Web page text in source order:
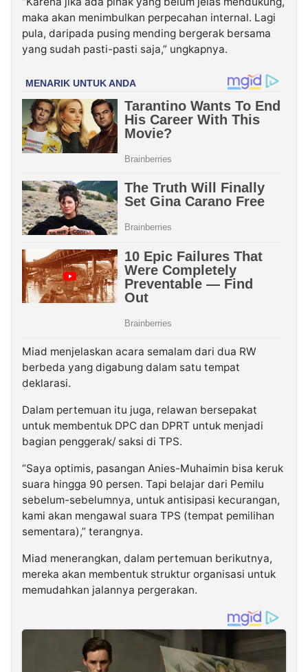
maka akan menimbulkan perpecahan internal. Lagi
pula, daripada pusing mending bergerak bersama
yang sudah pasti-pasti saja,” ungkapnya.
Miad menjelaskan acara semalam dari dua RW
berbeda yang digabung dalam satu tempat
deklarasi.
Dalam pertemuan itu juga, relawan bersepakat
untuk membentuk DPC dan DPRT untuk menjadi
bagian penggerak/ saksi di TPS.
“Saya optimis, pasangan Anies-Muhaimin bisa keruk
suara hingga 90 persen. Tapi belajar dari Pemilu
sebelum-sebelumnya, untuk antisipasi kecurangan,
kami akan mengawal suara TPS (tempat pemilihan
sementara),” terangnya.
Miad menerangkan, dalam pertemuan berikutnya,
mereka akan membentuk struktur organisasi untuk
memudahkan jalannya pergerakan.